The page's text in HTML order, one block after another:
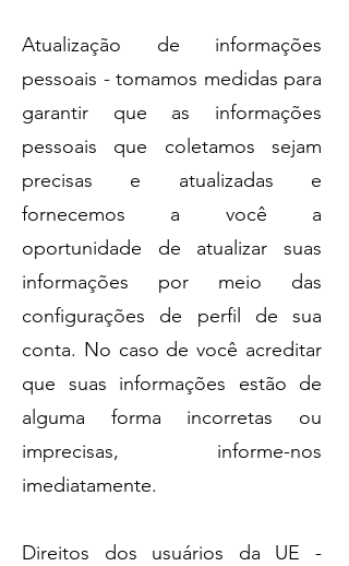
Atualização de informações
pessoais - tomamos medidas para
garantir que as informações
pessoais que coletamos sejam
precisas e atualizadas e
fornecemos a você a
oportunidade de atualizar suas
informações por meio das
configurações de perfil de sua
conta. No caso de você acreditar
que suas informações estão de
alguma forma incorretas ou
imprecisas, informe-nos
imediatamente.
Direitos dos usuários da UE -